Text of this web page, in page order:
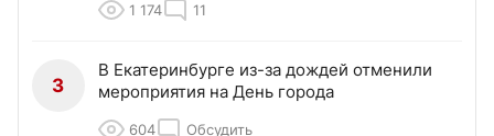
1 174 11
3
В Екатеринбурге из-за дождей отменили
мероприятия на День города
604 Обсудить